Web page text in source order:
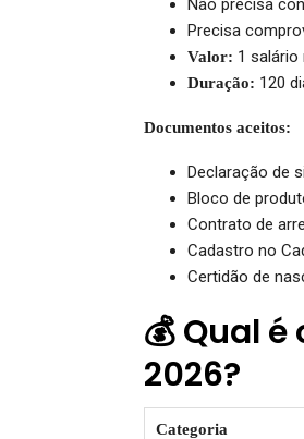
Precisa
Valor: 1 salário
Duração: 120
Documentos aceitos:
Declaração de
Bloco de
Contrato de
Cadastro no
Certidão de
💰 Qual
2026?
Categoria